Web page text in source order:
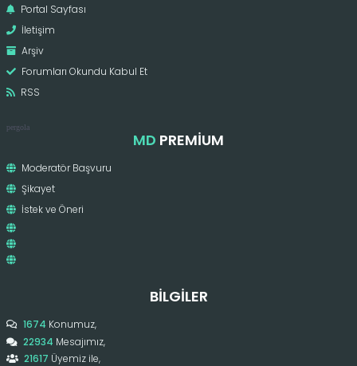
Portal Sayfası
İletişim
Arşiv
Forumları Okundu Kabul Et
RSS
pergola
MD PREMIUM
Moderatör Başvuru
Şikayet
İstek ve Öneri
BILGILER
1674 Konumuz,
22934 Mesajımız,
21617 Üyemiz ile,